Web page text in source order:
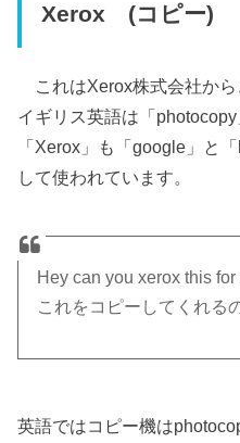
Xerox (コピー)
これはXerox株式会社か
イギリス英語は「photocopy
「Xerox」も「google」と
して使われています。
Hey can you xerox this for
これをコピーしてくれる
英語ではコピー機は